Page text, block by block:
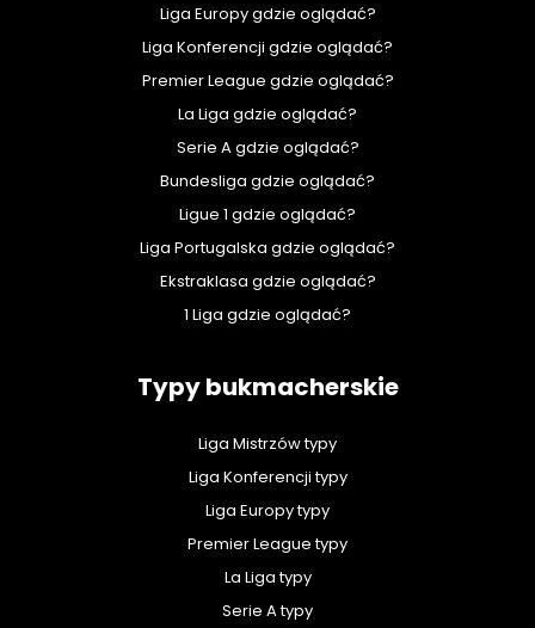
Liga Europy gdzie oglądać?
Liga Konferencji gdzie oglądać?
Premier League gdzie oglądać?
La Liga gdzie oglądać?
Serie A gdzie oglądać?
Bundesliga gdzie oglądać?
Ligue 1 gdzie oglądać?
Liga Portugalska gdzie oglądać?
Ekstraklasa gdzie oglądać?
1 Liga gdzie oglądać?
Typy bukmacherskie
Liga Mistrzów typy
Liga Konferencji typy
Liga Europy typy
Premier League typy
La Liga typy
Serie A typy